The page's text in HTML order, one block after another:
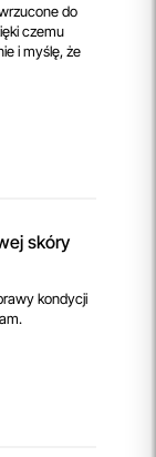
do
czemu
i myślę, że
skóry
kondycji